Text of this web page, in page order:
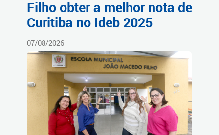
Filho obter a melhor nota de
Curitiba no Ideb 2025
07/08/2026